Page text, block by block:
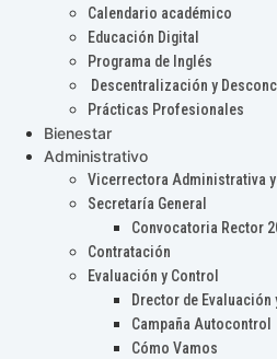
Calendario académico
Educación Digital
Programa de Inglés
Descentralización y
Prácticas Profesionales
Bienestar
Administrativo
Vicerrectora Administrativa
Secretaría General
Convocatoria Rector
Contratación
Evaluación y Control
Drector de Evaluación
Campaña Autocontrol
Cómo Vamos